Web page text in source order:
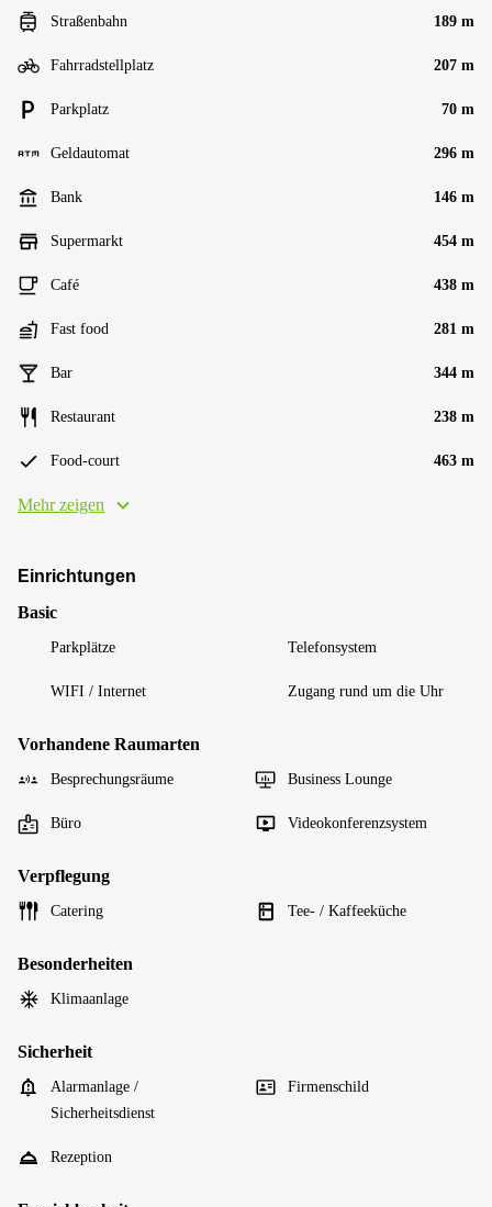
Straßenbahn 189 m
Fahrradstellplatz 207 m
Parkplatz 70 m
Geldautomat 296 m
Bank 146 m
Supermarkt 454 m
Café 438 m
Fast food 281 m
Bar 344 m
Restaurant 238 m
Food-court 463 m
Mehr zeigen
Einrichtungen
Basic
Parkplätze Telefonsystem
WIFI / Internet Zugang rund um die Uhr
Vorhandene Raumarten
Besprechungsräume Business Lounge
Büro Videokonferenzsystem
Verpflegung
Catering Tee- / Kaffeeküche
Besonderheiten
Klimaanlage
Sicherheit
Alarmanlage /
Sicherheitsdienst
Firmenschild
Rezeption